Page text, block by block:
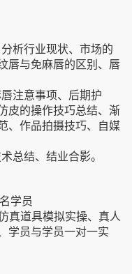
析行业现状、市场的
唇与免麻唇的区别、唇
注意事项、后期护
皮的操作技巧总结、渐
、作品拍摄技巧、自媒
结、结业合影。
学员
道具模拟实操、真人
学员与学员一对一实